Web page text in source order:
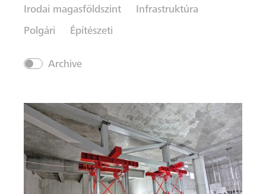
Irodai magasföldszint
Infrastruktúra
Polgári
Építészeti
Archive